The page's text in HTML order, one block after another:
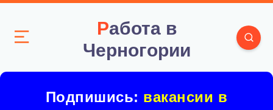
Работа в
Черногории
Подпишись: вакансии в